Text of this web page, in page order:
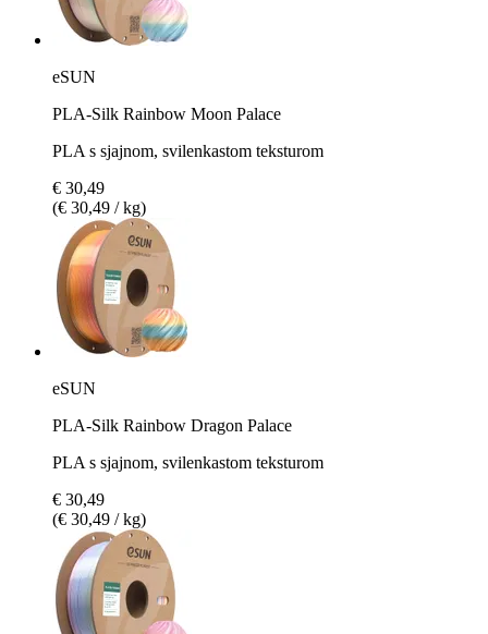
eSUN
PLA-Silk Rainbow Moon Palace
PLA s sjajnom, svilenkastom teksturom
€ 30,49
(€ 30,49 / kg)
eSUN
PLA-Silk Rainbow Dragon Palace
PLA s sjajnom, svilenkastom teksturom
€ 30,49
(€ 30,49 / kg)